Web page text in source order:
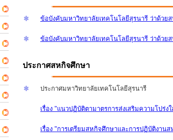
ข้อบังคับมหาวิทยาลัยเทคโนโลยีสุรนารี ว่าด้ว
ข้อบังคับมหาวิทยาลัยเทคโนโลยีสุรนารี ว่าด้ว
ประกาศสหกิจศึกษา
ประกาศมหาวิทยาลัยเทคโนโลยีสุรนารี
เรื่อง "แนวปฏิบัติตามาตรการส่งเสริมความโปร่ง
เรื่อง "การเตรียมสหกิจศึกษาและการปฏิบัติงาน